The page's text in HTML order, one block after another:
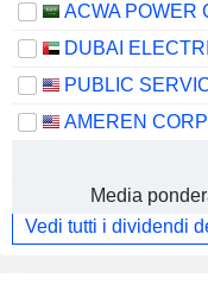
ACWA POWER
AMEREN
Media
Vedi tutti i dividendi